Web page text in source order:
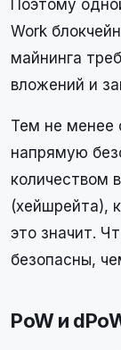
Поэтому
Work
майнинга
вложений и
Тем не менее
напрямую
количеством
(хейшрейта),
это значит.
безопасны,
PoW и